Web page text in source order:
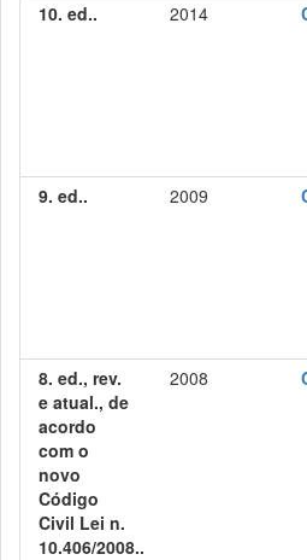
10. ed.. 2014
9. ed..
2009
8. ed., rev.
e atual., de
acordo
com o
novo
Código
Civil Lei n.
10.406/2008..
2008